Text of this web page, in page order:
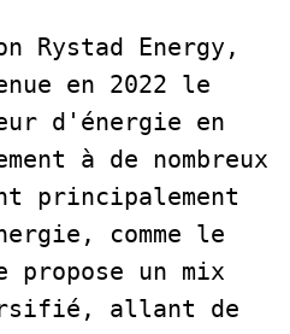
Rystad Energy,
en 2022 le
d'énergie en
à de nombreux
principalement
comme le
un mix
allant de